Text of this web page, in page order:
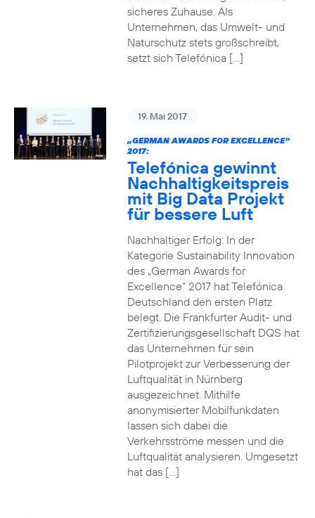
sicheres Zuhause. Als
Unternehmen, das Umwelt- und
Naturschutz stets großschreibt,
setzt sich Telefónica […]
19. Mai 2017
„GERMAN AWARDS FOR EXCELLENCE“
2017:
Telefónica gewinnt
Nachhaltigkeitspreis
mit Big Data Projekt
für bessere Luft
Nachhaltiger Erfolg: In der
Kategorie Sustainability Innovation
des „German Awards for
Excellence“ 2017 hat Telefónica
Deutschland den ersten Platz
belegt. Die Frankfurter Audit- und
Zertifizierungsgesellschaft DQS hat
das Unternehmen für sein
Pilotprojekt zur Verbesserung der
Luftqualität in Nürnberg
ausgezeichnet. Mithilfe
anonymisierter Mobilfunkdaten
lassen sich dabei die
Verkehrsströme messen und die
Luftqualität analysieren. Umgesetzt
hat das […]